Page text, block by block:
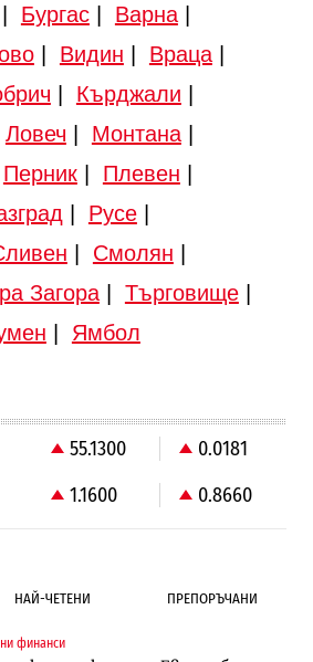
Бургас| Варна|
| Видин Враца|
Кърджали
Ловеч Монтана|
Перник| Плевен
Русе|
Смолян
Загора| Търговище|
Ямбол
55.1300
0.0181
1.1600 0.8660
НАЙ-ЧЕТЕНИ ПРЕПОРЪЧАНИ
финанси